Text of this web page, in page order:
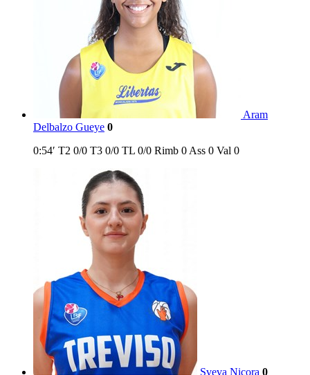
Aram
Delbalzo Gueye 0
0:54′ T2 0/0 T3 0/0 TL 0/0 Rimb 0 Ass 0 Val 0
Sveva Nicora 0